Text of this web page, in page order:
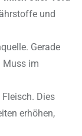
und
Gerade
Muss im
Dies
erhöhen,